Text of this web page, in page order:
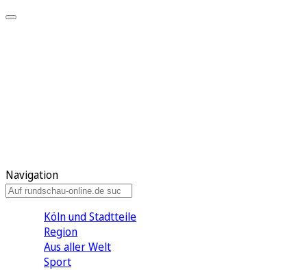
Navigation
Köln und Stadtteile
Region
Aus aller Welt
Sport